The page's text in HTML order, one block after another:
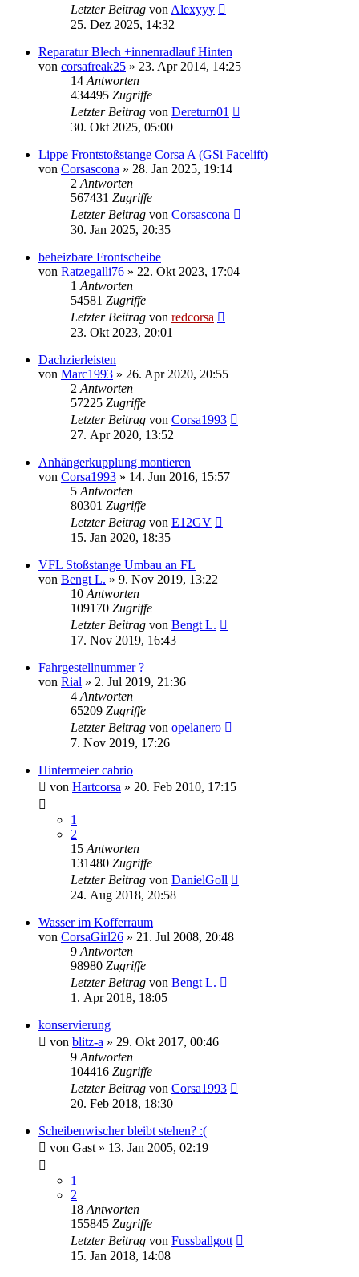
Letzter Beitrag von Alexyyy
25. Dez 2025, 14:32
Reparatur Blech +innenradlauf Hinten
von corsafreak25 » 23. Apr 2014, 14:25
14 Antworten
434495 Zugriffe
Letzter Beitrag von Dereturn01
30. Okt 2025, 05:00
Lippe Frontstoßstange Corsa A (GSi Facelift)
von Corsascona » 28. Jan 2025, 19:14
2 Antworten
567431 Zugriffe
Letzter Beitrag von Corsascona
30. Jan 2025, 20:35
beheizbare Frontscheibe
von Ratzegalli76 » 22. Okt 2023, 17:04
1 Antworten
54581 Zugriffe
Letzter Beitrag von redcorsa
23. Okt 2023, 20:01
Dachzierleisten
von Marc1993 » 26. Apr 2020, 20:55
2 Antworten
57225 Zugriffe
Letzter Beitrag von Corsa1993
27. Apr 2020, 13:52
Anhängerkupplung montieren
von Corsa1993 » 14. Jun 2016, 15:57
5 Antworten
80301 Zugriffe
Letzter Beitrag von E12GV
15. Jan 2020, 18:35
VFL Stoßstange Umbau an FL
von Bengt L. » 9. Nov 2019, 13:22
10 Antworten
109170 Zugriffe
Letzter Beitrag von Bengt L.
17. Nov 2019, 16:43
Fahrgestellnummer ?
von Rial » 2. Jul 2019, 21:36
4 Antworten
65209 Zugriffe
Letzter Beitrag von opelanero
7. Nov 2019, 17:26
Hintermeier cabrio
von Hartcorsa » 20. Feb 2010, 17:15
1
2
15 Antworten
131480 Zugriffe
Letzter Beitrag von DanielGoll
24. Aug 2018, 20:58
Wasser im Kofferraum
von CorsaGirl26 » 21. Jul 2008, 20:48
9 Antworten
98980 Zugriffe
Letzter Beitrag von Bengt L.
1. Apr 2018, 18:05
konservierung
von blitz-a » 29. Okt 2017, 00:46
9 Antworten
104416 Zugriffe
Letzter Beitrag von Corsa1993
20. Feb 2018, 18:30
Scheibenwischer bleibt stehen? :(
von Gast » 13. Jan 2005, 02:19
1
2
18 Antworten
155845 Zugriffe
Letzter Beitrag von Fussballgott
15. Jan 2018, 14:08